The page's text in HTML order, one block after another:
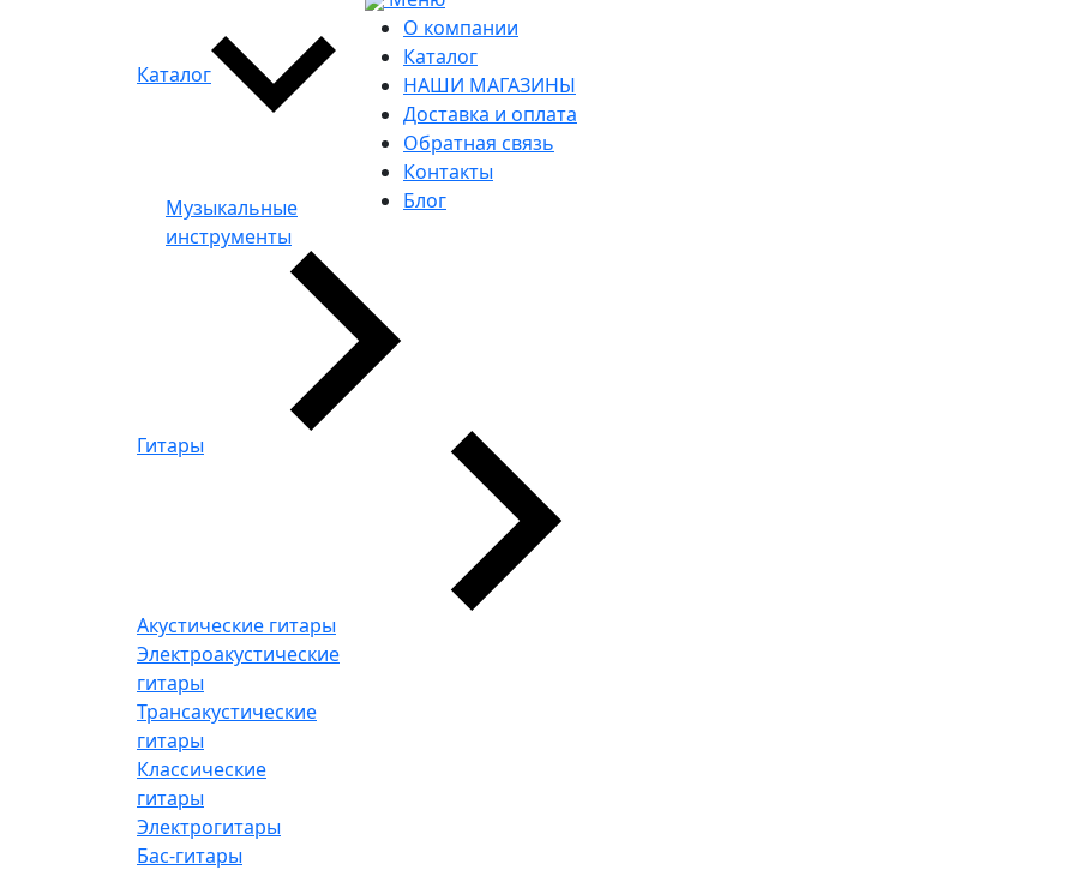
Каталог
Музыкальные
инструменты
Гитары
Акустические гитары
Электроакустические
гитары
Трансакустические
гитары
Классические
гитары
Электрогитары
Бас-гитары
О компании
Каталог
НАШИ МАГАЗИНЫ
Доставка и оплата
Обратная связь
Контакты
Блог